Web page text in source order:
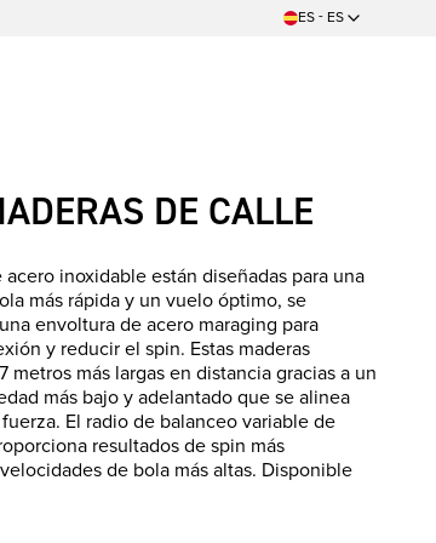
ES - ES
DE CALLE
acero inoxidable están diseñadas para una
más rápida y un vuelo óptimo, se
envoltura de acero maraging para
y reducir el spin. Estas maderas
metros más largas en distancia gracias a un
más bajo y adelantado que se alinea
El radio de balanceo variable de
resultados de spin más
de bola más altas. Disponible